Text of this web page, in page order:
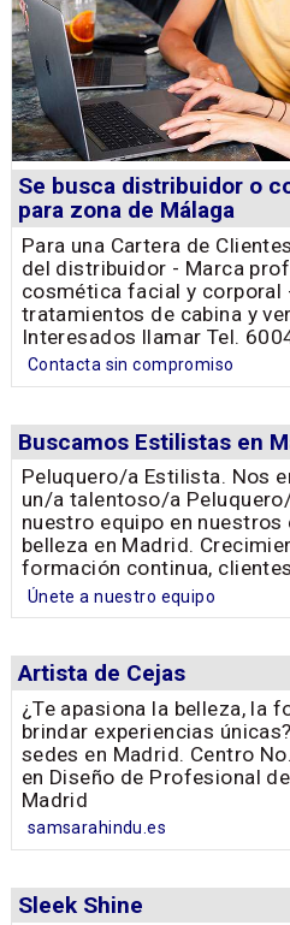
Se busca distribuidor o
para zona de Málaga
Para una Cartera de
del distribuidor - Marca
cosmética facial y corporal
tratamientos de cabina y
Interesados llamar Tel.
Contacta sin compromiso
Buscamos Estilistas en
Peluquero/a Estilista. Nos
un/a talentoso/a
nuestro equipo en
belleza en Madrid.
formación continua,
Únete a nuestro equipo
Artista de Cejas
¿Te apasiona la belleza, la
brindar experiencias
sedes en Madrid. Centro
en Diseño de Profesional
Madrid
samsarahindu.es
Sleek Shine